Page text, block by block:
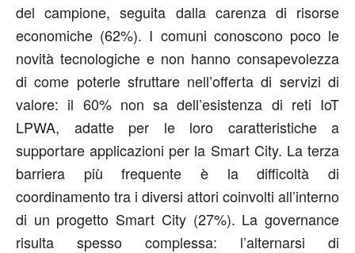
del campione, seguita dalla carenza di risorse
economiche (62%). I comuni conoscono poco le
novità tecnologiche e non hanno consapevolezza
di come poterle sfruttare nell’offerta di servizi di
valore: il 60% non sa dell’esistenza di reti IoT
LPWA, adatte per le loro caratteristiche a
supportare applicazioni per la Smart City. La terza
barriera più frequente è la difficoltà di
coordinamento tra i diversi attori coinvolti all’interno
di un progetto Smart City (27%). La governance
risulta spesso complessa: l’alternarsi di